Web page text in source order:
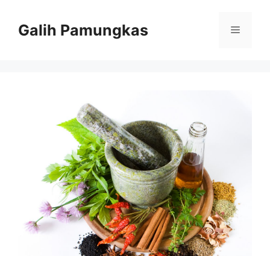
Galih Pamungkas Menu